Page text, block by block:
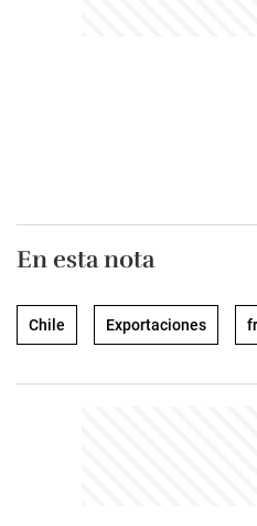
En esta nota
Chile Exportaciones